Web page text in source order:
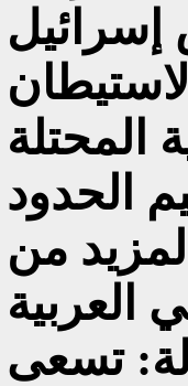
إسرائيل
المحتلة
الحدود
من
تسعى